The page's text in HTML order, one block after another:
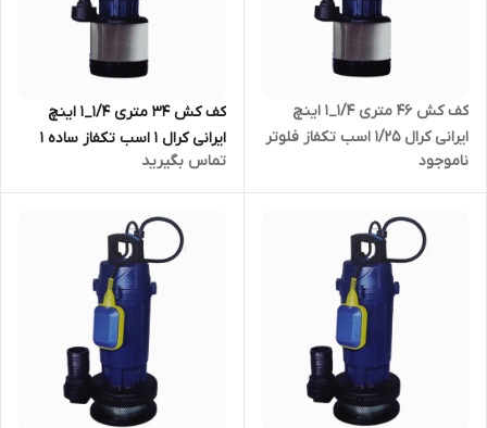
کف کش ۴۶ متری ۱/۴_۱ اینچ
ایرانی کرال ۱/۲۵ اسب تکفاز فلوتر
QMX-44609-FS | کفکش 1.25
اینچ با ضمانت
ناموجود
کف کش ۳۴ متری ۱/۴_۱ اینچ
ایرانی کرال ۱ اسب تکفاز ساده ۱
43409-NS | کفکش ایرانی با
تماس بگیرید